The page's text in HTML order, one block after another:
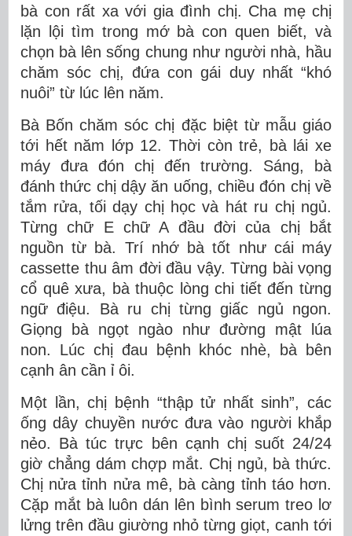
bà con rất xa với gia đình chị. Cha mẹ chị
lặn lội tìm trong mớ bà con quen biết, và
chọn bà lên sống chung như người nhà, hầu
chăm sóc chị, đứa con gái duy nhất “khó
nuôi” từ lúc lên năm.
Bà Bốn chăm sóc chị đặc biệt từ mẫu giáo
tới hết năm lớp 12. Thời còn trẻ, bà lái xe
máy đưa đón chị đến trường. Sáng, bà
đánh thức chị dậy ăn uống, chiều đón chị về
tắm rửa, tối dạy chị học và hát ru chị ngủ.
Từng chữ E chữ A đầu đời của chị bắt
nguồn từ bà. Trí nhớ bà tốt như cái máy
cassette thu âm đời đầu vậy. Từng bài vọng
cổ quê xưa, bà thuộc lòng chi tiết đến từng
ngữ điệu. Bà ru chị từng giấc ngủ ngon.
Giọng bà ngọt ngào như đường mật lúa
non. Lúc chị đau bệnh khóc nhè, bà bên
cạnh ân cần ỉ ôi.
Một lần, chị bệnh “thập tử nhất sinh”, các
ống dây chuyền nước đưa vào người khắp
nẻo. Bà túc trực bên cạnh chị suốt 24/24
giờ chẳng dám chợp mắt. Chị ngủ, bà thức.
Chị nửa tỉnh nửa mê, bà càng tỉnh táo hơn.
Cặp mắt bà luôn dán lên bình serum treo lơ
lửng trên đầu giường nhỏ từng giọt, canh tới